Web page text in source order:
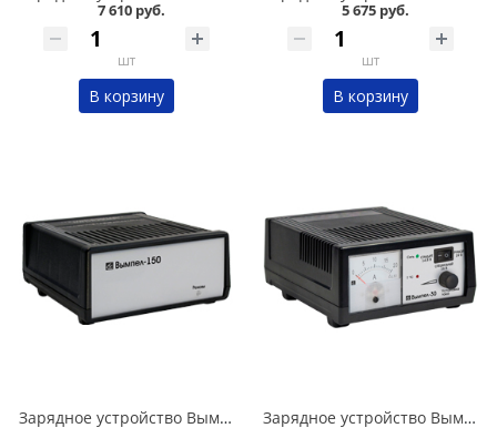
7 610 руб.
шт
В корзину
5 675 руб.
шт
В корзину
Зарядное устройство Вымпел-15 автомат, 7А, 12В в Омске Зарядное устройство Вымпел-30 автомат, 0-20А, 14.8/16/19 В, стрелочный ампер в Омске